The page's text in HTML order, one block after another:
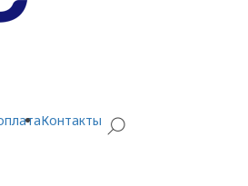
Контакты